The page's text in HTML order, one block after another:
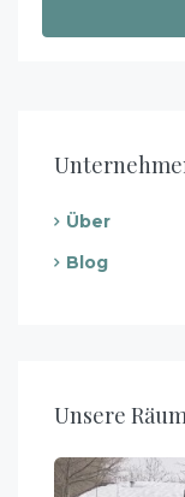
Über
Blog
Unsere